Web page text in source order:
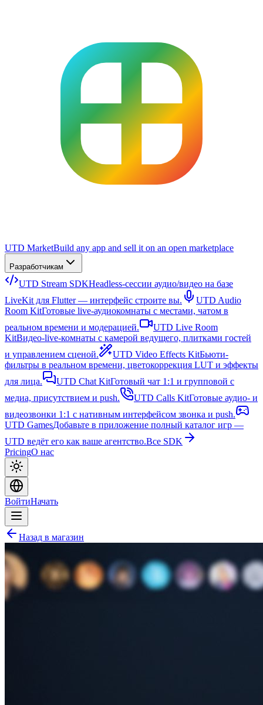
UTD MarketBuild any app and sell it on an open marketplace
Разработчикам
UTD Stream SDKHeadless-сессии аудио/видео на базе
LiveKit для Flutter — интерфейс строите вы.
UTD Audio
Room KitГотовые live-аудиокомнаты с местами, чатом в
реальном времени и модерацией.
UTD Live Room
KitВидео-live-комнаты с камерой ведущего, плитками гостей
и управлением сценой.
UTD Video Effects KitБьюти-
фильтры в реальном времени, цветокоррекция LUT и эффекты
для лица.
UTD Chat KitГотовый чат 1:1 и групповой с
медиа, присутствием и push.
UTD Calls KitГотовые аудио- и
видеозвонки 1:1 с нативным интерфейсом звонка и push.
UTD GamesДобавьте в приложение полный каталог игр —
UTD ведёт его как ваше агентство.Все SDK
PricingО нас
ВойтиНачать
Назад в магазин